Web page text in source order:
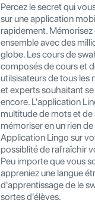
Percez le secret qui
sur une application
rapidement.
ensemble avec des
globe. Les cours de
composés de cours et
utilsisateurs de tous les
et experts souhaitant
encore. L'application
multitude de mots et
mémoriser en un rien
Application Lingo sur
possiblité de rafraîchir
Peu importe que vous
appreniez une langue
d'apprentissage de le
sortes d'élèves.